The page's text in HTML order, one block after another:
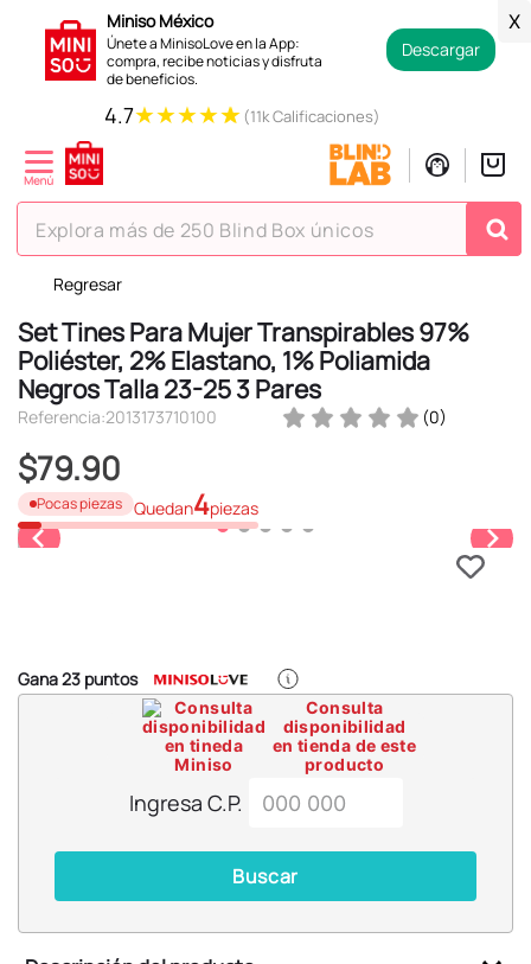
Miniso México
Únete a MinisoLove en la App:
compra, recibe noticias y disfruta
de beneficios.
Descargar
X
4.7★★★★★ (11k Calificaciones)
Explora más de 250 Blind Box únicos
Regresar
Set Tines Para Mujer Transpirables 97%
Poliéster, 2% Elastano, 1% Poliamida
Negros Talla 23-25 3 Pares
Referencia:2013173710100 (0)
$79.90
Pocas piezas Quedan4piezas
Gana23 puntos
Consulta
disponibilidad
en tienda de este
producto
Ingresa C.P.
Buscar
TÉRMINOS MÁS BUSCADOS
1.
hello kitty
2.
spiderman
3.
peluche
4.
osito cariñosito
5.
blind box
6.